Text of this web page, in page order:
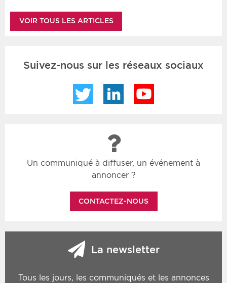
VOIR TOUS LES ARTICLES
Suivez-nous sur les réseaux sociaux
Twitter LinkedIn
Un communiqué à diffuser, un événement à
annoncer ?
CONTACTEZ-NOUS
La newsletter
Tous les jours, les communiqués et les annonces